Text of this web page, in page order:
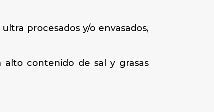
procesados y/o envasados,
contenido de sal y grasas